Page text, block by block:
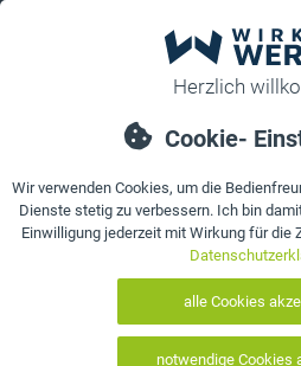
Details Bewertungen